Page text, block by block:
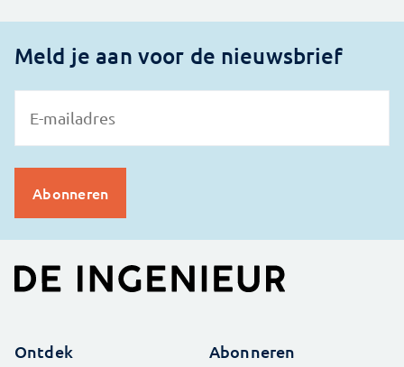
Meld je aan voor de nieuwsbrief
Ontdek Abonneren